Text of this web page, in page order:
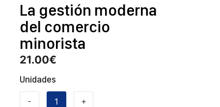
La gestión moderna
del comercio
minorista
21.00€
Unidades
- +